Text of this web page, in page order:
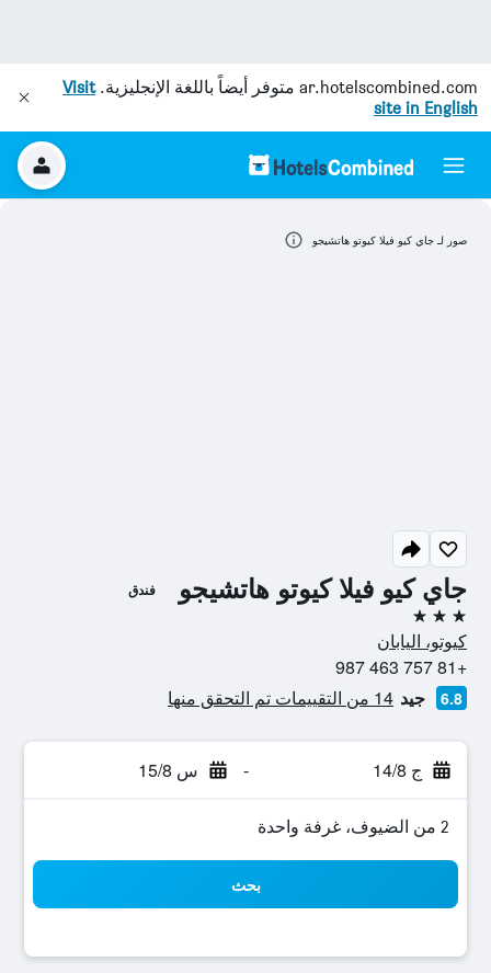
ar.hotelscombined.com متوفر أيضاً باللغة الإنجليزية.Visit
site in English
جاي كيو فيلا كيوتو هاتشيجو فندق
3 نجوم
كيوتو، اليابان
+81 757 463 987
6.8 جيد 14 من التقييمات تم التحقق منها
ج 14/8 - س 15/8
2 من الضيوف، غرفة واحدة
بحث
صور لـ جاي كيو فيلا كيوتو هاتشيجو